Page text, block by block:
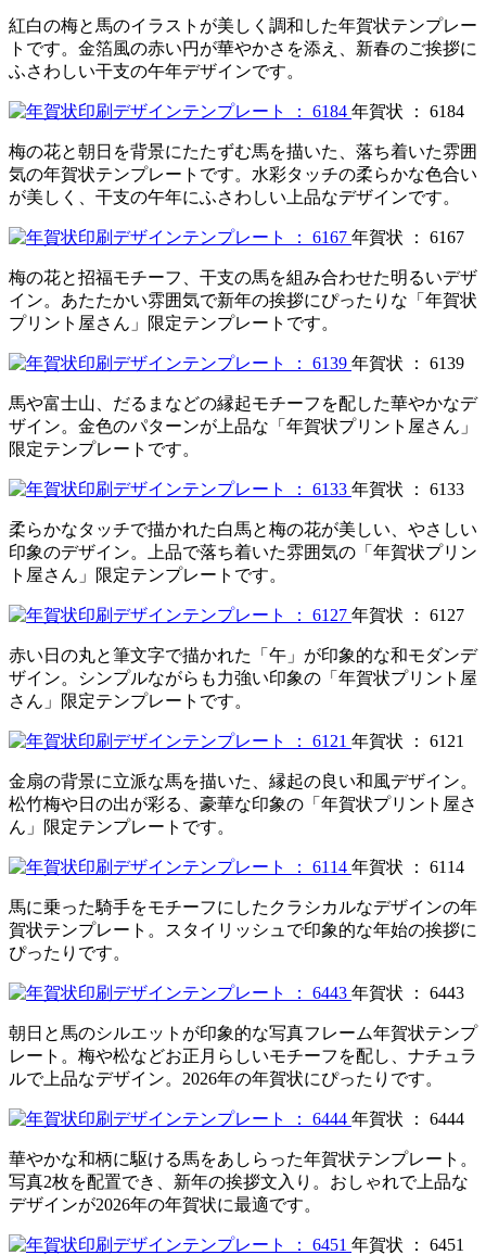
紅白の梅と馬のイラストが美しく調和した年賀状テンプレー
トです。金箔風の赤い円が華やかさを添え、新春のご挨拶に
ふさわしい干支の午年デザインです。
年賀状 ： 6184
梅の花と朝日を背景にたたずむ馬を描いた、落ち着いた雰囲
気の年賀状テンプレートです。水彩タッチの柔らかな色合い
が美しく、干支の午年にふさわしい上品なデザインです。
年賀状 ： 6167
梅の花と招福モチーフ、干支の馬を組み合わせた明るいデザ
イン。あたたかい雰囲気で新年の挨拶にぴったりな「年賀状
プリント屋さん」限定テンプレートです。
年賀状 ： 6139
馬や富士山、だるまなどの縁起モチーフを配した華やかなデ
ザイン。金色のパターンが上品な「年賀状プリント屋さん」
限定テンプレートです。
年賀状 ： 6133
柔らかなタッチで描かれた白馬と梅の花が美しい、やさしい
印象のデザイン。上品で落ち着いた雰囲気の「年賀状プリン
ト屋さん」限定テンプレートです。
年賀状 ： 6127
赤い日の丸と筆文字で描かれた「午」が印象的な和モダンデ
ザイン。シンプルながらも力強い印象の「年賀状プリント屋
さん」限定テンプレートです。
年賀状 ： 6121
金扇の背景に立派な馬を描いた、縁起の良い和風デザイン。
松竹梅や日の出が彩る、豪華な印象の「年賀状プリント屋さ
ん」限定テンプレートです。
年賀状 ： 6114
馬に乗った騎手をモチーフにしたクラシカルなデザインの年
賀状テンプレート。スタイリッシュで印象的な年始の挨拶に
ぴったりです。
年賀状 ： 6443
朝日と馬のシルエットが印象的な写真フレーム年賀状テンプ
レート。梅や松などお正月らしいモチーフを配し、ナチュラ
ルで上品なデザイン。2026年の年賀状にぴったりです。
年賀状 ： 6444
華やかな和柄に駆ける馬をあしらった年賀状テンプレート。
写真2枚を配置でき、新年の挨拶文入り。おしゃれで上品な
デザインが2026年の年賀状に最適です。
年賀状 ： 6451